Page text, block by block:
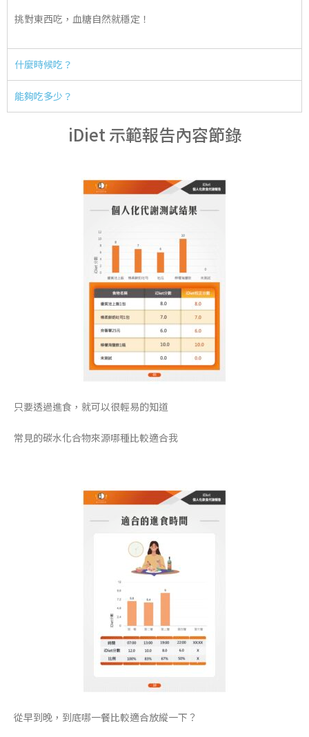
挑對東西吃，血糖自然就穩定！
什麼時候吃？
能夠吃多少？
iDiet 示範報告內容節錄
只要透過進食，就可以很輕易的知道
常見的碳水化合物來源哪種比較適合我
從早到晚，到底哪一餐比較適合放縱一下？